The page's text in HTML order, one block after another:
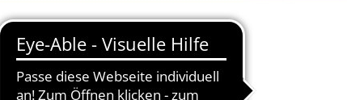
Archiv